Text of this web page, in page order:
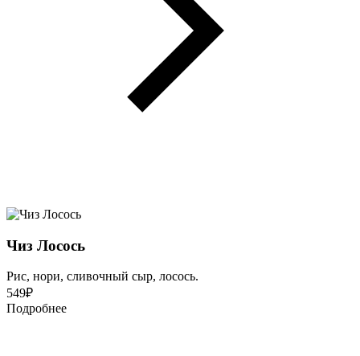
Чиз Лосось
Рис, нори, сливочный сыр, лосось.
549₽
Подробнее